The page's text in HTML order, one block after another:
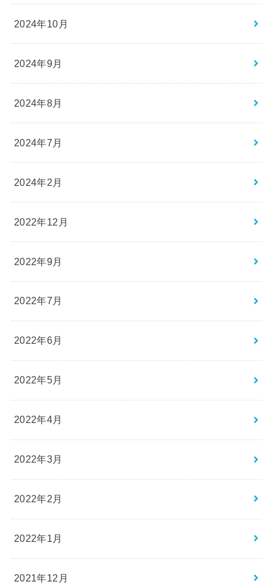
2024年10月
2024年9月
2024年8月
2024年7月
2024年2月
2022年12月
2022年9月
2022年7月
2022年6月
2022年5月
2022年4月
2022年3月
2022年2月
2022年1月
2021年12月